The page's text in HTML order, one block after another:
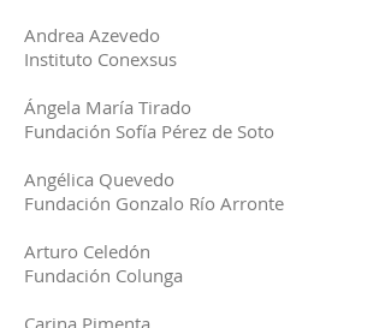
Andrea Azevedo
Instituto Conexsus
Ángela María Tirado
Fundación Sofía Pérez de Soto
Angélica Quevedo
Fundación Gonzalo Río Arronte
Arturo Celedón
Fundación Colunga
Carina Pimenta